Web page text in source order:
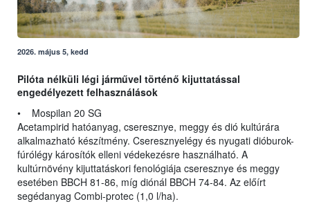
2026. május 5, kedd
Pilóta nélküli légi járművel történő kijuttatással
engedélyezett felhasználások
• Mospilan 20 SG
Acetampirid hatóanyag, cseresznye, meggy és dió kultúrára
alkalmazható készítmény. Cseresznyelégy és nyugati dióburok-
fúrólégy károsítók elleni védekezésre használható. A
kultúrnövény kijuttatáskori fenológiája cseresznye és meggy
esetében BBCH 81-86, míg diónál BBCH 74-84. Az előírt
segédanyag Combi-protec (1,0 l/ha).